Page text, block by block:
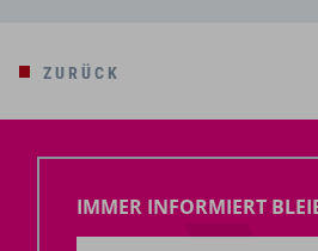
ZURÜCK
IMMER INFORMIERT